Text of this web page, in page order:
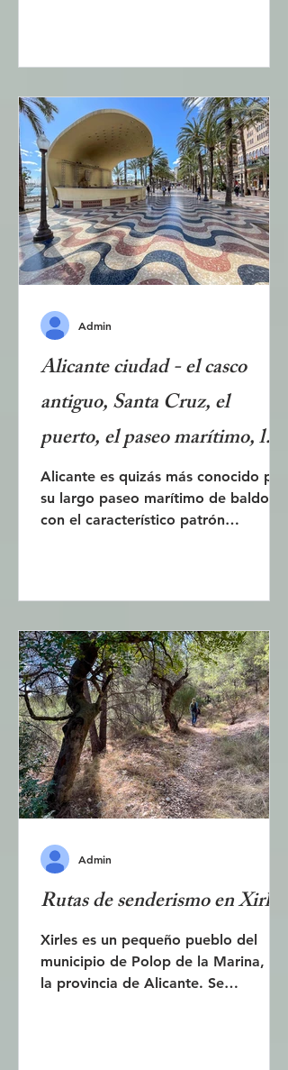
donde se encuentra una imponente
estatua de Jesús, un jardín desértico
y las ruinas de un castillo árabe.
Pero también cuenta con una
hermosa iglesia, pintorescas calles y
varios edificios antiguos. A pocos
kilómetros se encuentra el desierto
mediterráneo de Abanilla. Abanilla
era
Alicante ciudad - el casco
antiguo, Santa Cruz, el
puerto, el paseo marítimo, la
playa, el mercado, los
parques... ¿qué ver en
Alicante es quizás más conocido por
su largo paseo marítimo de baldosas
con el característico patrón
Esta publicación describe el puerto,
la playa, el casco antiguo con Santa
Cruz, el tradicional Mercado Central,
los numerosos parques y los dos
castillos, el Castellet de Santa
Bárbara y el Castellet de Fernando.
Puerto de Alicante Al viajar en el
autobús del aeropuerto, l
Admin
Rutas de senderismo en Xirles
Xirles es un pequeño pueblo del
municipio de Polop de la Marina, en
la provincia de Alicante. Se
Admin